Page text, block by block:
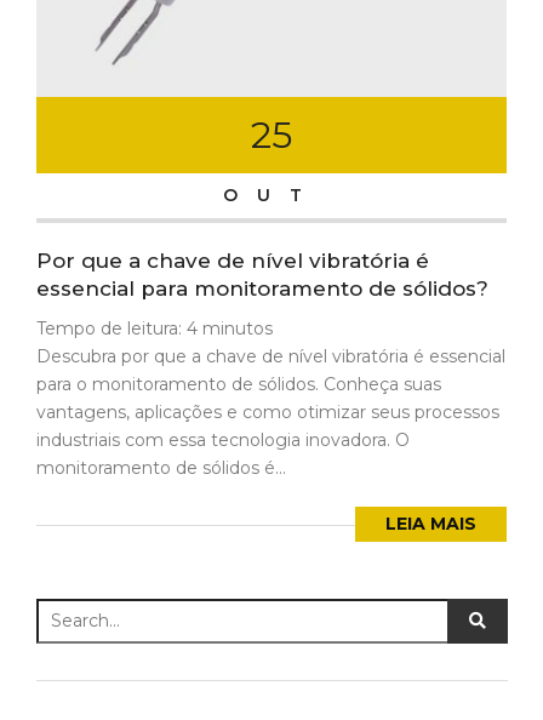
25
OUT
Por que a chave de nível vibratória é
essencial para monitoramento de sólidos?
Tempo de leitura: 4 minutos
Descubra por que a chave de nível vibratória é essencial
para o monitoramento de sólidos. Conheça suas
vantagens, aplicações e como otimizar seus processos
industriais com essa tecnologia inovadora. O
monitoramento de sólidos é...
LEIA MAIS